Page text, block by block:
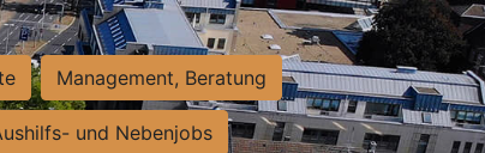
Management, Beratung
und Nebenjobs